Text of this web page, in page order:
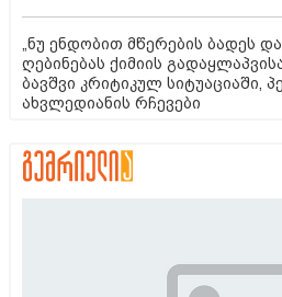
„ნუ ენდობით მწერების ბადეს
ღებინებას ქიმიის
ბავშვი კრიტიკულ სიტუაციაში,
ახვლედიანის რჩევები